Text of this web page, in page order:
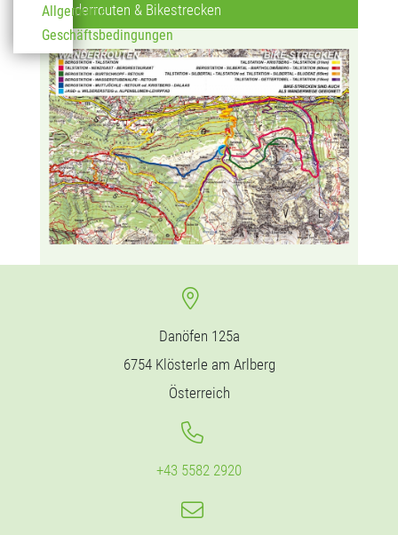
Allgemeine
Geschäftsbedingungen
Wanderrouten & Bikestrecken
Danöfen 125a
6754 Klösterle am Arlberg
Österreich
+43 5582 2920